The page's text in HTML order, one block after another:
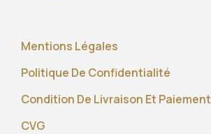
Mentions Légales
Politique De Confidentialité
Condition De Livraison Et Paiement
CVG